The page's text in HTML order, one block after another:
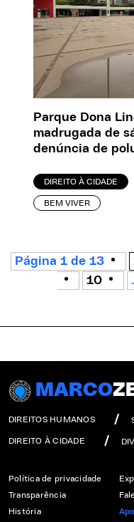
Parque Dona
madrugada de
denúncia de
DIREITO À CIDADE
BEM VIVER
Página 1 de 13
10
MARCO
DIREITOS HUMANOS
DIREITO À CIDADE
Política de privacidade
Transparência
História